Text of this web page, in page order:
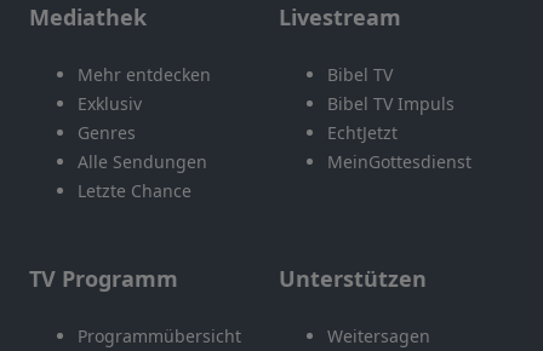
Mediathek
Mehr entdecken
Exklusiv
Genres
Alle Sendungen
Letzte Chance
Livestream
Bibel TV
Bibel TV Impuls
EchtJetzt
MeinGottesdienst
TV Programm
Programmübersicht
Unterstützen
Weitersagen